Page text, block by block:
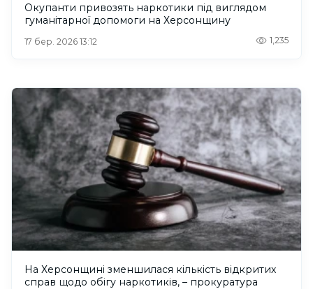
Окупанти привозять наркотики під виглядом
гуманітарної допомоги на Херсонщину
17 бер. 2026 13:12 1,235
На Херсонщині зменшилася кількість відкритих
справ щодо обігу наркотиків, – прокуратура